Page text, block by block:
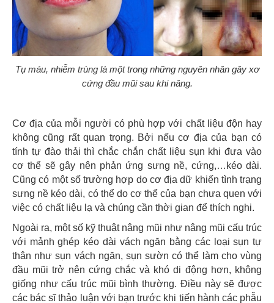
Tụ máu, nhiễm trùng là một trong những nguyên nhân gây xơ
cứng đầu mũi sau khi nâng.
Cơ địa của mỗi người có phù hợp với chất liệu độn hay
không cũng rất quan trọng. Bởi nếu cơ địa của bạn có
tính tự đào thải thì chắc chắn chất liệu sụn khi đưa vào
cơ thể sẽ gây nên phản ứng sưng nề, cứng,…kéo dài.
Cũng có một số trường hợp do cơ địa dữ khiến tình trạng
sưng nề kéo dài, có thể do cơ thể của bạn chưa quen với
việc có chất liệu lạ và chúng cần thời gian để thích nghi.
Ngoài ra, một số kỹ thuật nâng mũi như nâng mũi cấu trúc
với mảnh ghép kéo dài vách ngăn bằng các loại sụn tự
thân như sụn vách ngăn, sụn sườn có thể làm cho vùng
đầu mũi trở nên cứng chắc và khó di động hơn, không
giống như cấu trúc mũi bình thường. Điều này sẽ được
các bác sĩ thảo luận với bạn trước khi tiến hành các phẫu